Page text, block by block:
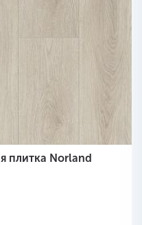
плитка Norland